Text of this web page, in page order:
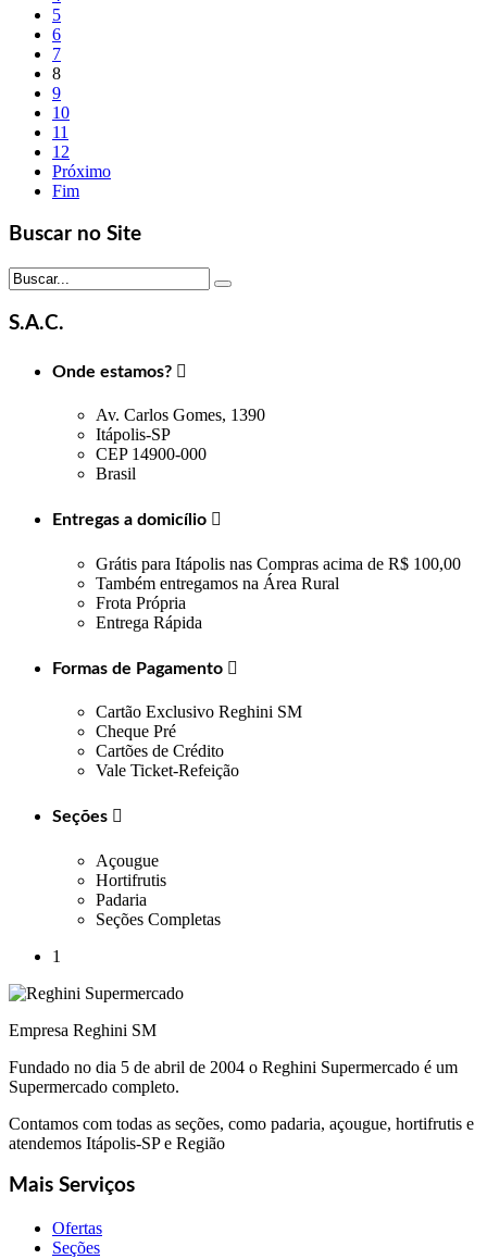
5
6
7
8
9
10
11
12
Próximo
Fim
Buscar no Site
S.A.C.
Onde estamos?
Av. Carlos Gomes, 1390
Itápolis-SP
CEP 14900-000
Brasil
Entregas a domicílio 
Grátis para Itápolis nas Compras acima de R$ 100,00
Também entregamos na Área Rural
Frota Própria
Entrega Rápida
Formas de Pagamento
Cartão Exclusivo Reghini SM
Cheque Pré
Cartões de Crédito
Vale Ticket-Refeição
Seções 
Açougue
Hortifrutis
Padaria
Seções Completas
1
Empresa Reghini SM
Fundado no dia 5 de abril de 2004 o Reghini Supermercado é um
Supermercado completo.
Contamos com todas as seções, como padaria, açougue, hortifrutis e
atendemos Itápolis-SP e Região
Mais Serviços
Ofertas
Seções